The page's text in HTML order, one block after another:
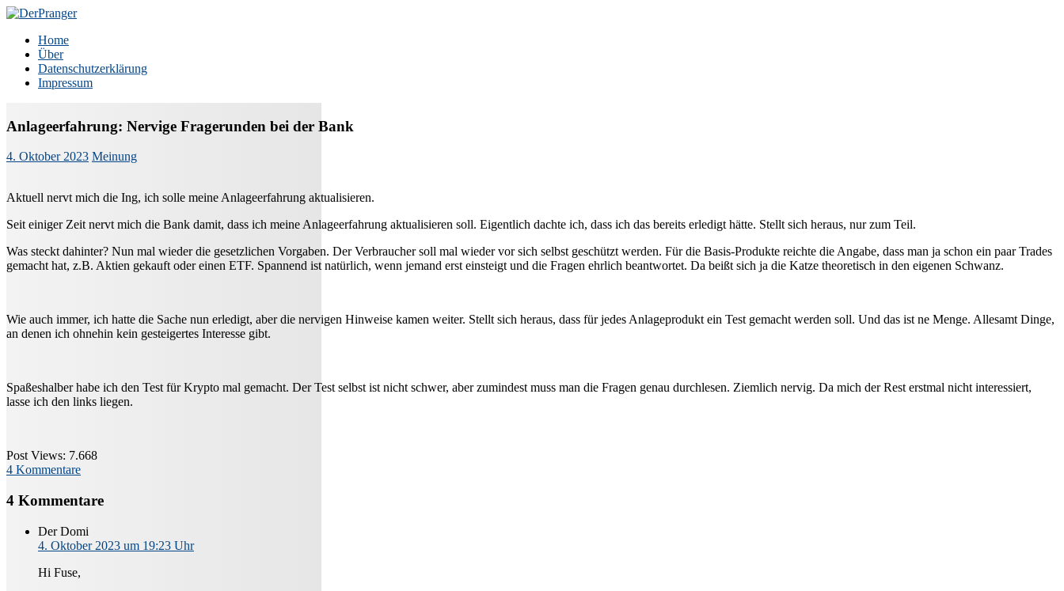
Zum
springen
DerPranger
Finanzen, Freiheit, Prangerei
Home
Über
Datenschutzerklärung
Impressum
Anlageerfahrung: Nervige Fragerunden bei der Bank
4. Oktober 2023 Meinung
Aktuell nervt mich die Ing, ich solle meine Anlageerfahrung aktualisieren.
Seit einiger Zeit nervt mich die Bank damit, dass ich meine Anlageerfahrung aktualisieren soll. Eigentlich dachte ich, dass ich das bereits erledigt hätte. Stellt sich heraus, nur zum Teil.
Was steckt dahinter? Nun mal wieder die gesetzlichen Vorgaben. Der Verbraucher soll mal wieder vor sich selbst geschützt werden. Für die Basis-Produkte reichte die Angabe, dass man ja schon ein paar Trades
gemacht hat, z.B. Aktien gekauft oder einen ETF. Spannend ist natürlich, wenn jemand erst einsteigt und die Fragen ehrlich beantwortet. Da beißt sich ja die Katze theoretisch in den eigenen Schwanz.
Wie auch immer, ich hatte die Sache nun erledigt, aber die nervigen Hinweise kamen weiter. Stellt sich heraus, dass für jedes Anlageprodukt ein Test gemacht werden soll. Und das ist ne Menge. Allesamt Dinge,
an denen ich ohnehin kein gesteigertes Interesse gibt.
Spaßeshalber habe ich den Test für Krypto mal gemacht. Der Test selbst ist nicht schwer, aber zumindest muss man die Fragen genau durchlesen. Ziemlich nervig. Da mich der Rest erstmal nicht interessiert,
lasse ich den links liegen.
Post Views: 7.668
4 Kommentare
4 Kommentare
Der Domi
4. Oktober 2023 um 19:23 Uhr
Hi Fuse,